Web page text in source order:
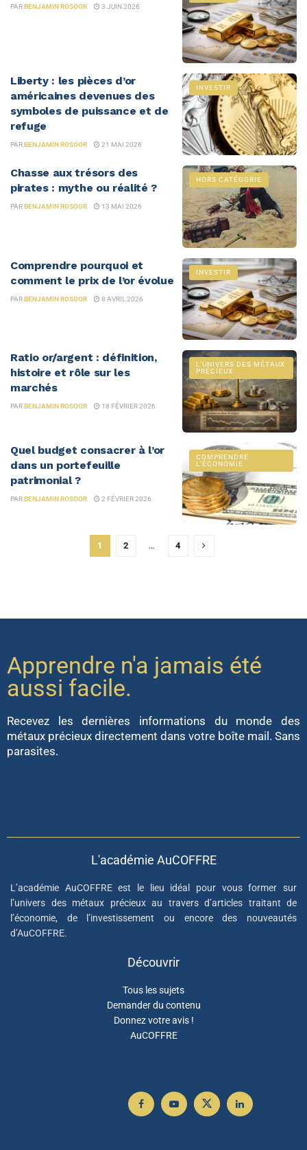
PARBENJAMIN ROSOOR 3 JUIN 2026
INVESTIR
Liberty : les pièces d’or
américaines devenues des
symboles de puissance et de
refuge
PARBENJAMIN ROSOOR 21 MAI 2026
HORS CATÉGORIE
Chasse aux trésors des
pirates : mythe ou réalité ?
PARBENJAMIN ROSOOR 13 MAI 2026
INVESTIR
Comprendre pourquoi et
comment le prix de l’or évolue
PARBENJAMIN ROSOOR 8 AVRIL 2026
L'UNIVERS DES MÉTAUX
PRÉCIEUX
Ratio or/argent : définition,
histoire et rôle sur les
marchés
PARBENJAMIN ROSOOR 18 FÉVRIER 2026
COMPRENDRE
L'ÉCONOMIE
Quel budget consacrer à l’or
dans un portefeuille
patrimonial ?
PARBENJAMIN ROSOOR 2 FÉVRIER 2026
1 2 … 4
Apprendre n'a jamais été
aussi facile.
Recevez les dernières informations du monde des
métaux précieux directement dans votre boîte mail. Sans
parasites.
L'académie AuCOFFRE
L’académie AuCOFFRE est le lieu idéal pour vous former sur
l’univers des métaux précieux au travers d’articles traitant de
l’économie, de l’investissement ou encore des nouveautés
d’AuCOFFRE.
Découvrir
Tous les sujets
Demander du contenu
Donnez votre avis !
AuCOFFRE